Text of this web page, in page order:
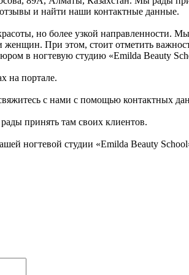
и найти наши контактные данные.
но более узкой
При этом, стоит отметить
в ногтевую студию «Emilda Beauty
на портале.
с нами с помощью контактных
принять там своих клиентов.
ногтевой студии «Emilda Beauty